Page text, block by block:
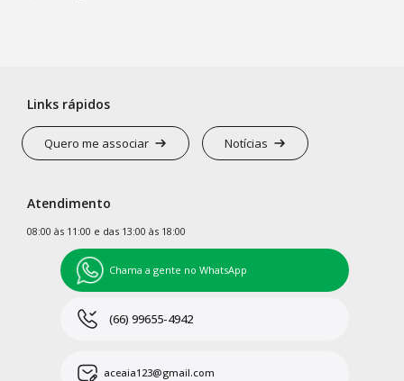
Links rápidos
Quero me associar Notícias
Atendimento
08:00 às 11:00 e das 13:00 às 18:00
Chama a gente no WhatsApp
(66) 99655-4942
aceaia123@gmail.com